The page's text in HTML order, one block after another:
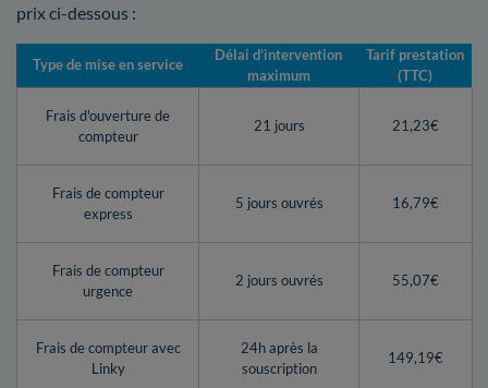
prix ci-dessous :
Type de mise en service
Délai d’intervention
maximum
Tarif prestation
(TTC)
Frais d'ouverture de
compteur
21 jours 21,23€
Frais de compteur
express
5 jours ouvrés 16,79€
Frais de compteur
urgence
2 jours ouvrés 55,07€
Frais de compteur avec
Linky
24h après la
souscription
149,19€